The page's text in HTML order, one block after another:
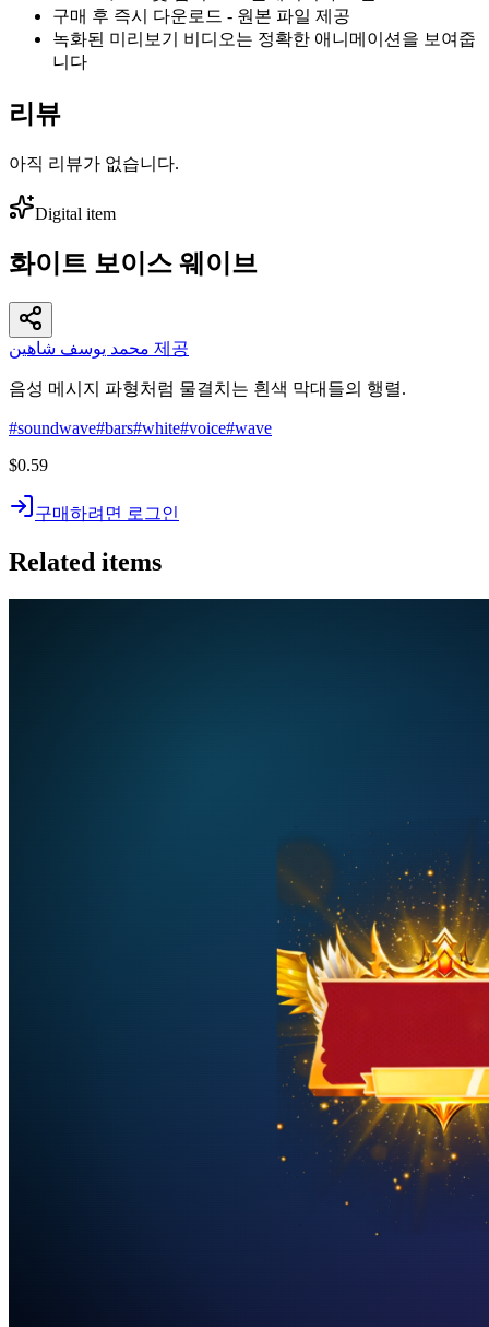
구매 후 즉시 다운로드 - 원본 파일 제공
녹화된 미리보기 비디오는 정확한 애니메이션을 보여줍
니다
리뷰
아직 리뷰가 없습니다.
Digital item
화이트 보이스 웨이브
محمد يوسف شاهين 제공
음성 메시지 파형처럼 물결치는 흰색 막대들의 행렬.
#soundwave#bars#white#voice#wave
$0.59
구매하려면 로그인
Related items